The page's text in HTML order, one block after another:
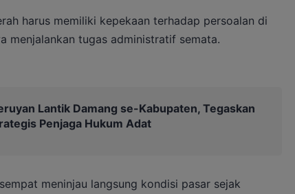
harus memiliki kepekaan terhadap persoalan di
menjalankan tugas administratif semata.
Lantik Damang se-Kabupaten, Tegaskan
Penjaga Hukum Adat
meninjau langsung kondisi pasar sejak